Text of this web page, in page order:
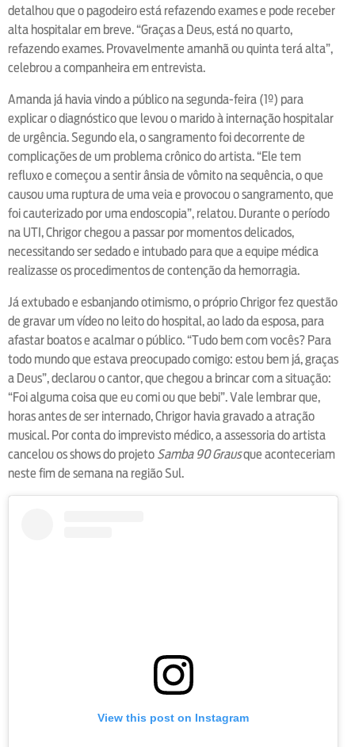
detalhou que o pagodeiro está refazendo exames e pode receber
alta hospitalar em breve. “Graças a Deus, está no quarto,
refazendo exames. Provavelmente amanhã ou quinta terá alta”,
celebrou a companheira em entrevista.
Amanda já havia vindo a público na segunda-feira (1º) para
explicar o diagnóstico que levou o marido à internação hospitalar
de urgência. Segundo ela, o sangramento foi decorrente de
complicações de um problema crônico do artista. “Ele tem
refluxo e começou a sentir ânsia de vômito na sequência, o que
causou uma ruptura de uma veia e provocou o sangramento, que
foi cauterizado por uma endoscopia”, relatou. Durante o período
na UTI, Chrigor chegou a passar por momentos delicados,
necessitando ser sedado e intubado para que a equipe médica
realizasse os procedimentos de contenção da hemorragia.
Já extubado e esbanjando otimismo, o próprio Chrigor fez questão
de gravar um vídeo no leito do hospital, ao lado da esposa, para
afastar boatos e acalmar o público. “Tudo bem com vocês? Para
todo mundo que estava preocupado comigo: estou bem já, graças
a Deus”, declarou o cantor, que chegou a brincar com a situação:
“Foi alguma coisa que eu comi ou que bebi”. Vale lembrar que,
horas antes de ser internado, Chrigor havia gravado a atração
musical. Por conta do imprevisto médico, a assessoria do artista
cancelou os shows do projeto Samba 90 Grausque aconteceriam
neste fim de semana na região Sul.
View this post on Instagram